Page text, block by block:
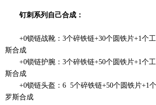
钉刺系列自己合成：
+0锁链战靴：3个碎铁链+30个圆铁片+1个工
斯合成
+0锁链护腕：3个碎铁链+50个圆铁片+1个工
斯合成
+0锁链头盔：6 5个碎铁链+50个圆铁片+1个
罗斯合成